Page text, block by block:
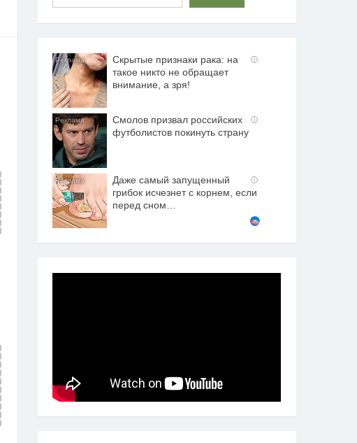
i
Скрытые признаки рака: на
такое никто не обращает
внимание, а зря!
i
Смолов призвал российских
футболистов покинуть страну
i
Даже самый запущенный
грибок исчезнет с корнем, если
перед сном…